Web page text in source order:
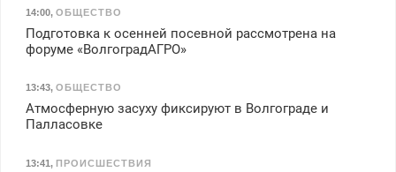
14:00, ОБЩЕСТВО
Подготовка к осенней посевной рассмотрена на
форуме «ВолгоградАГРО»
13:43, ОБЩЕСТВО
Атмосферную засуху фиксируют в Волгограде и
Палласовке
13:41, ПРОИСШЕСТВИЯ